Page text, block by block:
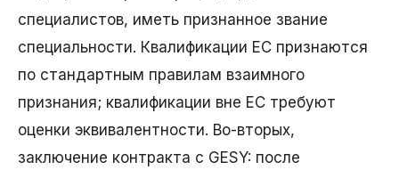
специалистов, иметь признанное звание
специальности. Квалификации ЕС признаются
по стандартным правилам взаимного
признания; квалификации вне ЕС требуют
оценки эквивалентности. Во-вторых,
заключение контракта с GESY: после